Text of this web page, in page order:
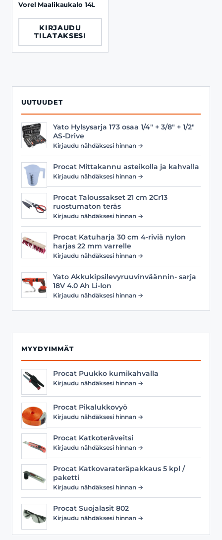
UUTUUDET
Yato Hylsysarja 173 osaa 1/4" + 3/8" + 1/2"
AS-Drive
Kirjaudu nähdäksesi hinnan →
Procat Mittakannu asteikolla ja kahvalla
Kirjaudu nähdäksesi hinnan →
Procat Taloussakset 21 cm 2Cr13
ruostumaton teräs
Kirjaudu nähdäksesi hinnan →
Procat Katuharja 30 cm 4-riviä nylon
harjas 22 mm varrelle
Kirjaudu nähdäksesi hinnan →
Yato Akkukipsilevyruuvinväännin- sarja
18V 4.0 Ah Li-Ion
Kirjaudu nähdäksesi hinnan →
MYYDYIMMÄT
Procat Puukko kumikahvalla
Kirjaudu nähdäksesi hinnan →
Procat Pikalukkovyö
Kirjaudu nähdäksesi hinnan →
Procat Katkoteräveitsi
Kirjaudu nähdäksesi hinnan →
Procat Katkovarateräpakkaus 5 kpl /
paketti
Kirjaudu nähdäksesi hinnan →
Procat Suojalasit 802
Kirjaudu nähdäksesi hinnan →
Vorel Maalikaukalo 14L
KIRJAUDU
TILATAKSESI